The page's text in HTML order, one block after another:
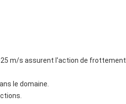
m/s assurent l'action de
le domaine.